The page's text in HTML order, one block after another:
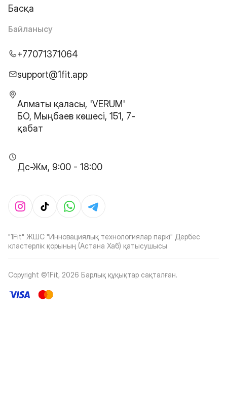
Басқа
Байланысу
+77071371064
support@1fit.app
Алматы қаласы, 'VERUM'
БО, Мыңбаев көшесі, 151, 7-
қабат
Дс-Жм, 9:00 - 18:00
"1Fit" ЖШС "Инновациялық технологиялар паркі" Дербес
кластерлік қорының (Астана Хаб) қатысушысы
Copyright ©1Fit, 2026 Барлық құқықтар сақталған.